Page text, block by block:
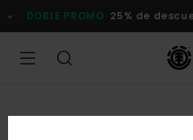
la
DOBLE PROMO 25% de